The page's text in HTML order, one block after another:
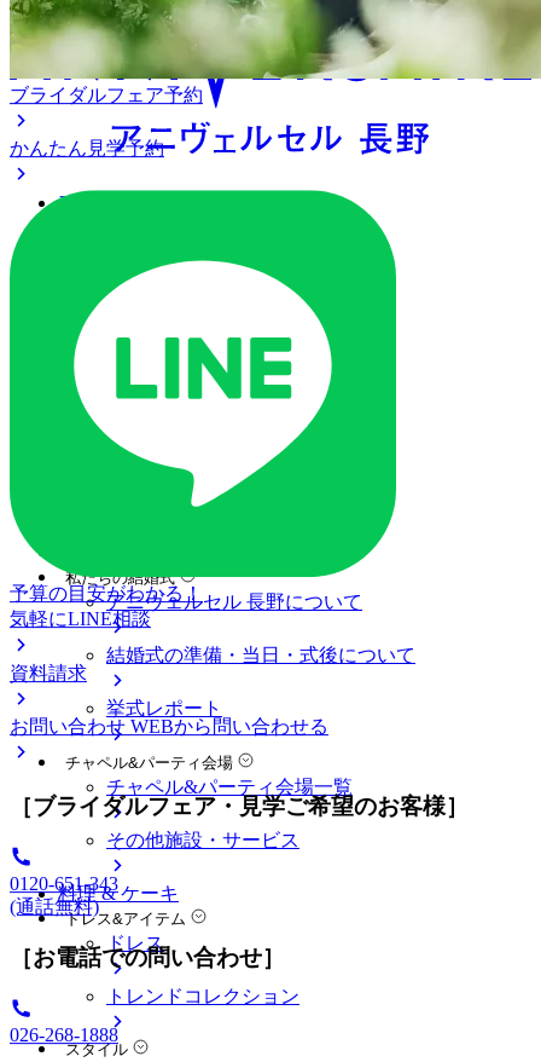
アクセス
ご列席の皆様へ
トピックス
ご予約・お問い合わせ
ブライダルフェア
ブライダルフェア一覧
ブライダルフェアの基礎知識
私たちの結婚式
アニヴェルセル 長野について
結婚式の準備・当日・式後について
挙式レポート
チャペル&パーティ会場
チャペル&パーティ会場一覧
その他施設・サービス
料理 & ケーキ
ドレス&アイテム
ドレス
トレンドコレクション
スタイル
ブライダルフェア予約
かんたん見学予約
予算の目安がわかる！
気軽にLINE相談
資料請求
お問い合わせ WEBから問い合わせる
［ブライダルフェア・見学ご希望のお客様］
0120-651-343
(通話無料)
［お電話での問い合わせ］
026-268-1888